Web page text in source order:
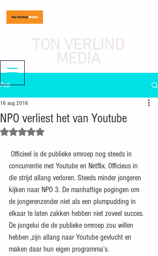
journalist, mediaondernemer
Post
NPO verliest het van Youtube
16 aug 2016
Beoordeeld met NaN uit 5 sterren.
concurrentie met Youtube en Netflix. Officieus in
die strijd allang verloren. Steeds minder jongeren
kijken naar NPO 3. De manhaftige pogingen om
de jongerenzender niet als een plumpudding in
elkaar te laten zakken hebben niet zoveel succes.
De jongelui die de publieke omroep zou willen
hebben ,zijn allang naar Youtube gevlucht en
maken daar hun eigen programma’s.